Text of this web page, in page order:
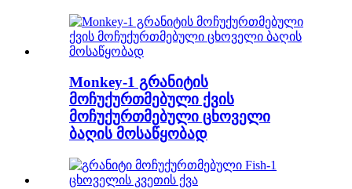
Monkey-1 გრანიტის
მოჩუქურთმებული ქვის
მოჩუქურთმებული ცხოველი
ბაღის მოსაწყობად